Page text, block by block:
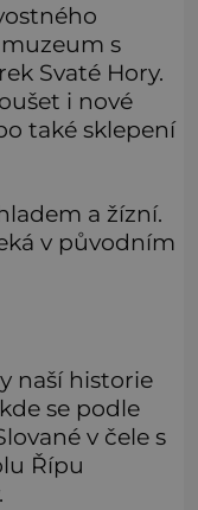
s
Svaté Hory.
i nové
také sklepení
a žízní.
v původním
naší historie
se podle
v čele s
Řípu